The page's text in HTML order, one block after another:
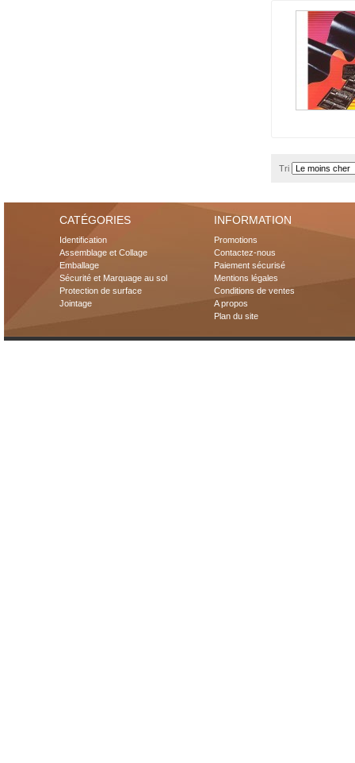
Tri
CATÉGORIES
Identification
Assemblage et Collage
Emballage
Sécurité et Marquage au sol
Protection de surface
Jointage
INFORMATION
Promotions
Contactez-nous
Paiement sécurisé
Mentions légales
Conditions de ventes
A propos
Plan du site